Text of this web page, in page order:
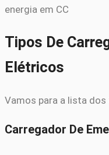
energia em CC
Tipos De
Elétricos
Vamos para a lista
Carregador De